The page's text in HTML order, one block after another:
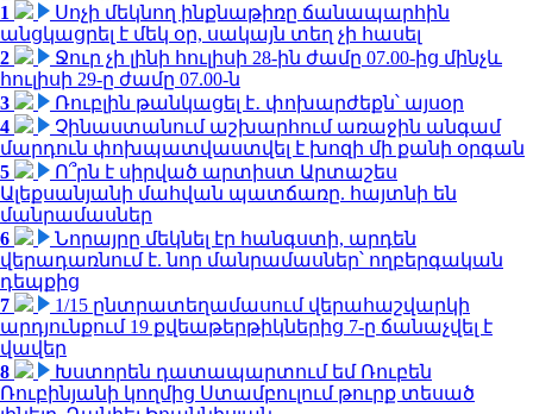
1
Սոչի մեկնող ինքնաթիռը ճանապարհին
անցկացրել է մեկ օր, սակայն տեղ չի հասել
2
Ջուր չի լինի հուլիսի 28-ին ժամը 07.00-ից մինչև
հուլիսի 29-ը ժամը 07.00-ն
3
Ռուբլին թանկացել է․ փոխարժեքն՝ այսօր
4
Չինաստանում աշխարհում առաջին անգամ
մարդուն փոխպատվաստվել է խոզի մի քանի օրգան
5
Ո՞րն է սիրված արտիստ Արտաշես
Ալեքսանյանի մահվան պատճառը. հայտնի են
մանրամասներ
6
Նորայրը մեկնել էր հանգստի, արդեն
վերադառնում է. նոր մանրամասներ՝ ողբերգական
դեպքից
7
1/15 ընտրատեղամասում վերահաշվարկի
արդյունքում 19 քվեաթերթիկներից 7-ը ճանաչվել է
վավեր
8
Խստորեն դատապարտում եմ Ռուբեն
Ռուբինյանի կողմից Ստամբուլում թուրք տեսած